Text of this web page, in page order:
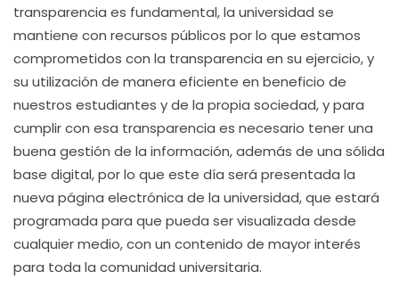
transparencia es fundamental, la universidad se
mantiene con recursos públicos por lo que estamos
comprometidos con la transparencia en su ejercicio, y
su utilización de manera eficiente en beneficio de
nuestros estudiantes y de la propia sociedad, y para
cumplir con esa transparencia es necesario tener una
buena gestión de la información, además de una sólida
base digital, por lo que este día será presentada la
nueva página electrónica de la universidad, que estará
programada para que pueda ser visualizada desde
cualquier medio, con un contenido de mayor interés
para toda la comunidad universitaria.